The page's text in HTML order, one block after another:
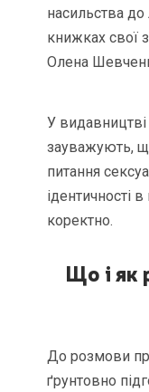
насильства
книжках свої
Олена
У
зауважують,
питання
ідентичності
коректно.
Що і як
До розмови
ґрунтовно